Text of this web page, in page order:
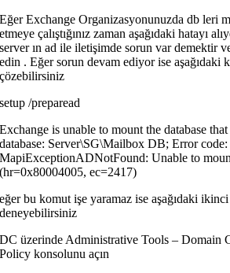
Eğer Exchange Organizasyonunuzda db leri
etmeye çalıştığınız zaman aşağıdaki hatayı
server ın ad ile iletişimde sorun var demektir
edin . Eğer sorun devam ediyor ise aşağıdaki
çözebilirsiniz
setup /preparead
Exchange is unable to mount the database
database: Server\SG\Mailbox DB; Error code:
MapiExceptionADNotFound: Unable to
(hr=0x80004005, ec=2417)
eğer bu komut işe yaramaz ise aşağıdaki
deneyebilirsiniz
DC üzerinde Administrative Tools – Domain
Policy konsolunu açın